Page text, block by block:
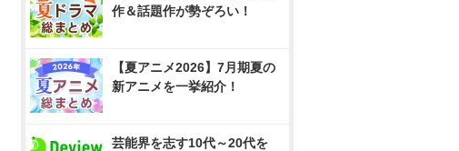
作＆話題作が勢ぞろい！
【夏アニメ2026】7月期夏の
新アニメを一挙紹介！
芸能界を志す10代～20代を